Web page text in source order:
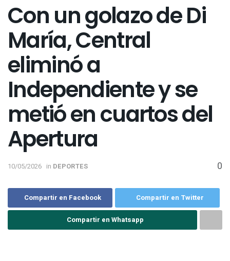
Con un golazo de Di
María, Central
eliminó a
Independiente y se
metió en cuartos del
Apertura
10/05/2026 in DEPORTES 0
Compartir en Facebook Compartir en Twitter
Compartir en Whatsapp